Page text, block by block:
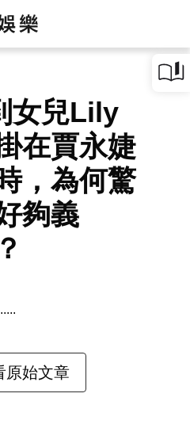
女兒Lily
在賈永婕
，為何驚
夠義
原始文章